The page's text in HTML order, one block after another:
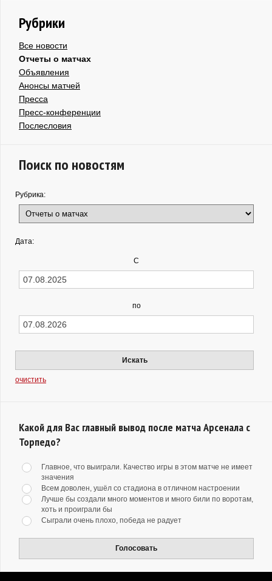
Рубрики
Все новости
Отчеты о матчах
Объявления
Анонсы матчей
Пресса
Пресс-конференции
Послесловия
Поиск по новостям
Рубрика:
Дата:
С
по
Искать
очистить
Какой для Вас главный вывод после матча Арсенала с
Торпедо?
Главное, что выиграли. Качество игры в этом матче не имеет
значения
Всем доволен, ушёл со стадиона в отличном настроении
Лучше бы создали много моментов и много били по воротам,
хоть и проиграли бы
Сыграли очень плохо, победа не радует
Голосовать